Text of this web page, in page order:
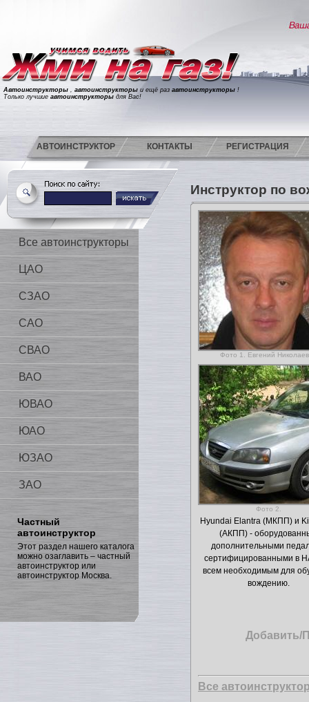
Автоинструкторы , автоинструкторы и ещё раз автоинструкторы !
Только лучшие автоинструкторы для Вас!
АВТОИНСТРУКТОР КОНТАКТЫ РЕГИСТРАЦИЯ
Все автоинструкторы
ЦАО
СЗАО
САО
СВАО
ВАО
ЮВАО
ЮАО
ЮЗАО
ЗАО
Частный
автоинструктор
Этот раздел нашего каталога
можно озаглавить – частный
автоинструктор или
автоинструктор Москва.
Инструктор по
Фото 1. Евгений
Фото 2.
Hyundai Elantra (МКПП) и
(АКПП) -
дополнительными
сертифицированными в
всем необходимым для
вождению.
Добавить/
Все